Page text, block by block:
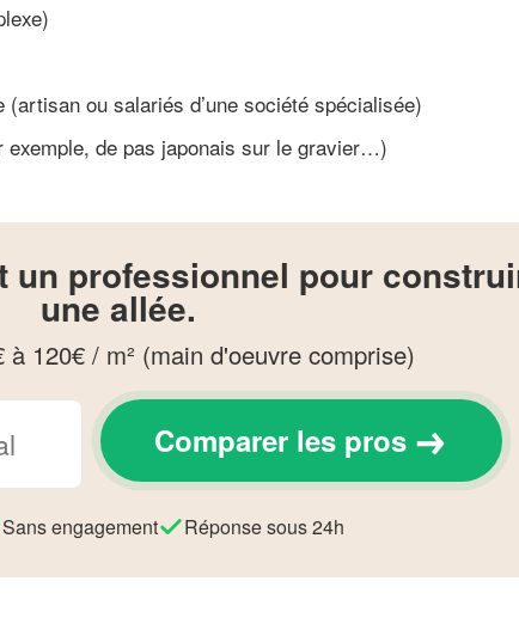
(artisan ou salariés d’une société spécialisée)
exemple, de pas japonais sur le gravier…)
un professionnel pour
une allée.
à 120€ / m² (main d'oeuvre comprise)
Comparer les pros
Sans engagement Réponse sous 24h